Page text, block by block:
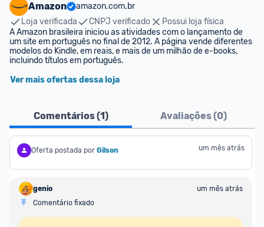
Amazon
amazon.com.br
Loja verificada
CNPJ verificado
Possui loja física
A Amazon brasileira iniciou as atividades com o lançamento de
um site em português no final de 2012. A página vende diferentes
modelos do Kindle, em reais, e mais de um milhão de e-books,
incluindo títulos em português.
Ver mais ofertas dessa loja
Comentários (1) Avaliações (0)
Oferta postada por Gilson um mês atrás
genio
um mês atrás
Comentário fixado